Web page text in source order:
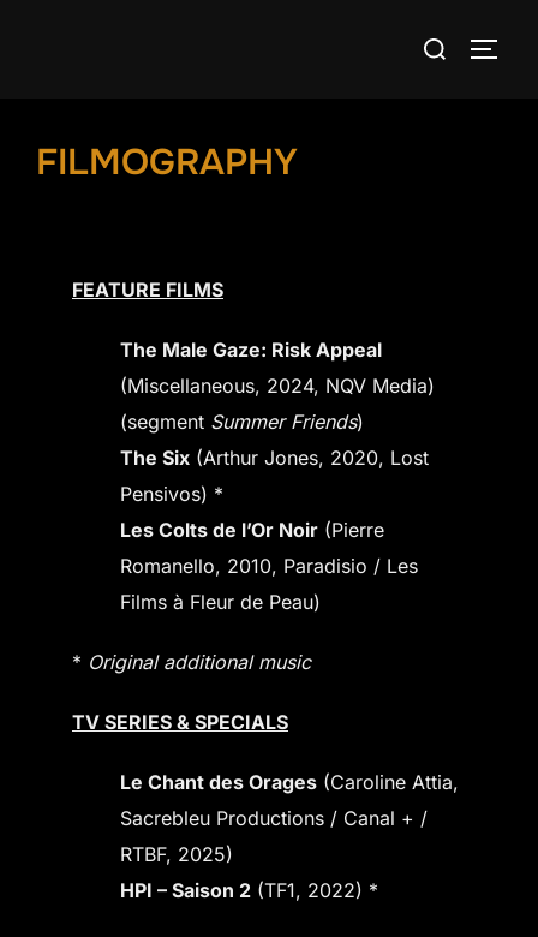
Search
FILMOGRAPHY
FEATURE FILMS
The Male Gaze: Risk Appeal
(Miscellaneous, 2024, NQV Media)
(segment Summer Friends)
The Six (Arthur Jones, 2020, Lost
Pensivos) *
Les Colts de l’Or Noir (Pierre
Romanello, 2010, Paradisio / Les
Films à Fleur de Peau)
* Original additional music
TV SERIES & SPECIALS
Le Chant des Orages (Caroline Attia,
Sacrebleu Productions / Canal + /
RTBF, 2025)
HPI – Saison 2 (TF1, 2022) *